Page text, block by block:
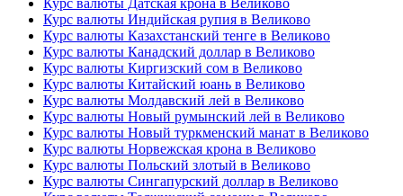
Курс валюты Индийская рупия в Великово
Курс валюты Казахстанский тенге в Великово
Курс валюты Канадский доллар в Великово
Курс валюты Киргизский сом в Великово
Курс валюты Китайский юань в Великово
Курс валюты Молдавский лей в Великово
Курс валюты Новый румынский лей в Великово
Курс валюты Новый туркменский манат в Великово
Курс валюты Норвежская крона в Великово
Курс валюты Польский злотый в Великово
Курс валюты Сингапурский доллар в Великово